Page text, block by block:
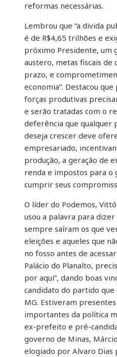
reformas necessárias.
Lembrou que “a divida
é de R$4,65 trilhões e
próximo Presidente, um
austero, metas fiscais de
prazo, e
economia”. Destacou que
forças produtivas
e serão tratadas com o
deferência que qualquer
deseja crescer deve
empresariado,
produção, a geração de
renda e impostos para o
cumprir seus
O líder do Podemos,
usou a palavra para dizer
sempre saíram os que
eleições e aqueles que
no fosso antes de
Palácio do Planalto,
por aqui”, dando boas
candidato do partido
MG. Estiveram
importantes da política
ex-prefeito e pré-
governo de Minas,
elogiado por Alvaro Dias